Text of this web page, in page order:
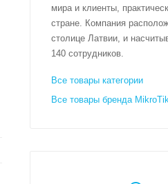
мира и клиенты,
стране. Компания
столице Латвии, и
140 сотрудников.
Все товары категории
Все товары бренда MikroTik